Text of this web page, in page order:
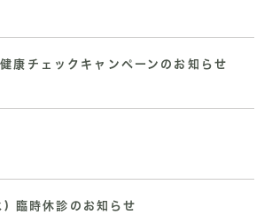
康チェックキャンペーンのお知らせ
臨時休診のお知らせ